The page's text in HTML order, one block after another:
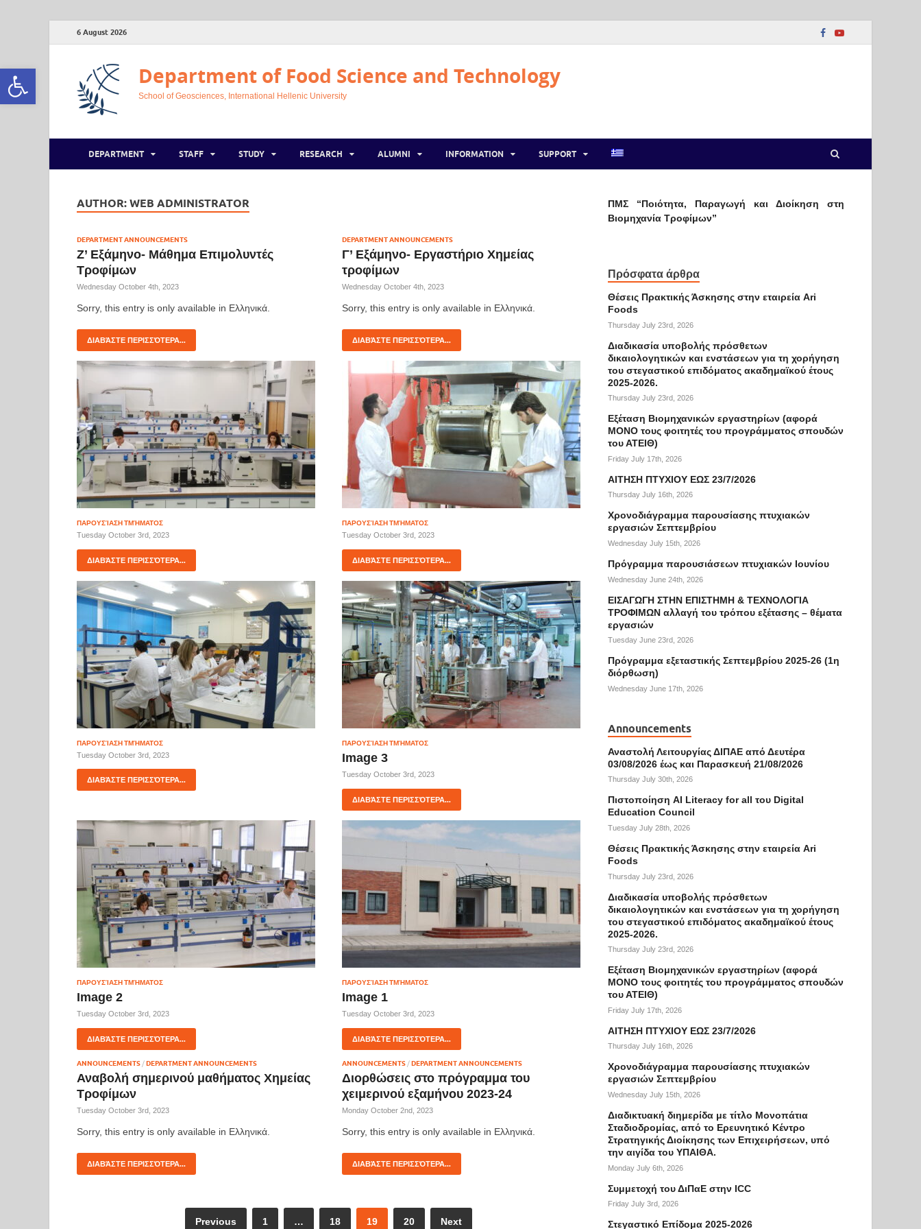
Open toolbar
6 August 2026
Department of Food Science and Technology
School of Geosciences, International Hellenic University
DEPARTMENT STAFF STUDY RESEARCH ALUMNI INFORMATION SUPPORT
AUTHOR: WEB ADMINISTRATOR
DEPARTMENT ANNOUNCEMENTS
Ζ’ Εξάμηνο- Μάθημα Επιμολυντές
Τροφίμων
Wednesday October 4th, 2023
Sorry, this entry is only available in Ελληνικά.
ΔΙΑΒΆΣΤΕ ΠΕΡΙΣΣΌΤΕΡΑ...
DEPARTMENT ANNOUNCEMENTS
Γ’ Εξάμηνο- Εργαστήριο Χημείας
τροφίμων
Wednesday October 4th, 2023
Sorry, this entry is only available in Ελληνικά.
ΔΙΑΒΆΣΤΕ ΠΕΡΙΣΣΌΤΕΡΑ...
ΠΑΡΟΥΣΊΑΣΗ ΤΜΉΜΑΤΟΣ
Tuesday October 3rd, 2023
ΔΙΑΒΆΣΤΕ ΠΕΡΙΣΣΌΤΕΡΑ...
ΠΑΡΟΥΣΊΑΣΗ ΤΜΉΜΑΤΟΣ
Tuesday October 3rd, 2023
ΔΙΑΒΆΣΤΕ ΠΕΡΙΣΣΌΤΕΡΑ...
ΠΑΡΟΥΣΊΑΣΗ ΤΜΉΜΑΤΟΣ
Tuesday October 3rd, 2023
ΔΙΑΒΆΣΤΕ ΠΕΡΙΣΣΌΤΕΡΑ...
ΠΑΡΟΥΣΊΑΣΗ ΤΜΉΜΑΤΟΣ
Image 3
Tuesday October 3rd, 2023
ΔΙΑΒΆΣΤΕ ΠΕΡΙΣΣΌΤΕΡΑ...
ΠΑΡΟΥΣΊΑΣΗ ΤΜΉΜΑΤΟΣ
Image 2
Tuesday October 3rd, 2023
ΔΙΑΒΆΣΤΕ ΠΕΡΙΣΣΌΤΕΡΑ...
ΠΑΡΟΥΣΊΑΣΗ ΤΜΉΜΑΤΟΣ
Image 1
Tuesday October 3rd, 2023
ΔΙΑΒΆΣΤΕ ΠΕΡΙΣΣΌΤΕΡΑ...
ANNOUNCEMENTS /DEPARTMENT ANNOUNCEMENTS
Αναβολή σημερινού μαθήματος Χημείας
Τροφίμων
Tuesday October 3rd, 2023
Sorry, this entry is only available in Ελληνικά.
ΔΙΑΒΆΣΤΕ ΠΕΡΙΣΣΌΤΕΡΑ...
ANNOUNCEMENTS /DEPARTMENT ANNOUNCEMENTS
Διορθώσεις στο πρόγραμμα του
χειμερινού εξαμήνου 2023-24
Monday October 2nd, 2023
Sorry, this entry is only available in Ελληνικά.
ΔΙΑΒΆΣΤΕ ΠΕΡΙΣΣΌΤΕΡΑ...
Previous 1 … 18 19 20 Next
ΠΜΣ “Ποιότητα, Παραγωγή και Διοίκηση στη
Βιομηχανία Τροφίμων”
Πρόσφατα άρθρα
Θέσεις Πρακτικής Άσκησης στην εταιρεία Ari
Foods
Thursday July 23rd, 2026
Διαδικασία υποβολής πρόσθετων
δικαιολογητικών και ενστάσεων για τη χορήγηση
του στεγαστικού επιδόματος ακαδημαϊκού έτους
2025-2026.
Thursday July 23rd, 2026
Εξέταση Βιομηχανικών εργαστηρίων (αφορά
ΜΟΝΟ τους φοιτητές του προγράμματος σπουδών
του ΑΤΕΙΘ)
Friday July 17th, 2026
ΑΙΤΗΣΗ ΠΤΥΧΙΟΥ ΕΩΣ 23/7/2026
Thursday July 16th, 2026
Χρονοδιάγραμμα παρουσίασης πτυχιακών
εργασιών Σεπτεμβρίου
Wednesday July 15th, 2026
Πρόγραμμα παρουσιάσεων πτυχιακών Ιουνίου
Wednesday June 24th, 2026
ΕΙΣΑΓΩΓΗ ΣΤΗΝ ΕΠΙΣΤΗΜΗ & ΤΕΧΝΟΛΟΓΙΑ
ΤΡΟΦΙΜΩΝ αλλαγή του τρόπου εξέτασης – θέματα
εργασιών
Tuesday June 23rd, 2026
Πρόγραμμα εξεταστικής Σεπτεμβρίου 2025-26 (1η
διόρθωση)
Wednesday June 17th, 2026
Announcements
Αναστολή Λειτουργίας ΔΙΠΑΕ από Δευτέρα
03/08/2026 έως και Παρασκευή 21/08/2026
Thursday July 30th, 2026
Πιστοποίηση AI Literacy for all του Digital
Education Council
Tuesday July 28th, 2026
Θέσεις Πρακτικής Άσκησης στην εταιρεία Ari
Foods
Thursday July 23rd, 2026
Διαδικασία υποβολής πρόσθετων
δικαιολογητικών και ενστάσεων για τη χορήγηση
του στεγαστικού επιδόματος ακαδημαϊκού έτους
2025-2026.
Thursday July 23rd, 2026
Εξέταση Βιομηχανικών εργαστηρίων (αφορά
ΜΟΝΟ τους φοιτητές του προγράμματος σπουδών
του ΑΤΕΙΘ)
Friday July 17th, 2026
ΑΙΤΗΣΗ ΠΤΥΧΙΟΥ ΕΩΣ 23/7/2026
Thursday July 16th, 2026
Χρονοδιάγραμμα παρουσίασης πτυχιακών
εργασιών Σεπτεμβρίου
Wednesday July 15th, 2026
Διαδικτυακή διημερίδα με τίτλο Μονοπάτια
Σταδιοδρομίας, από το Ερευνητικό Κέντρο
Στρατηγικής Διοίκησης των Επιχειρήσεων, υπό
την αιγίδα του ΥΠΑΙΘΑ.
Monday July 6th, 2026
Συμμετοχή του ΔιΠαΕ στην ICC
Friday July 3rd, 2026
Στεγαστικό Επίδομα 2025-2026